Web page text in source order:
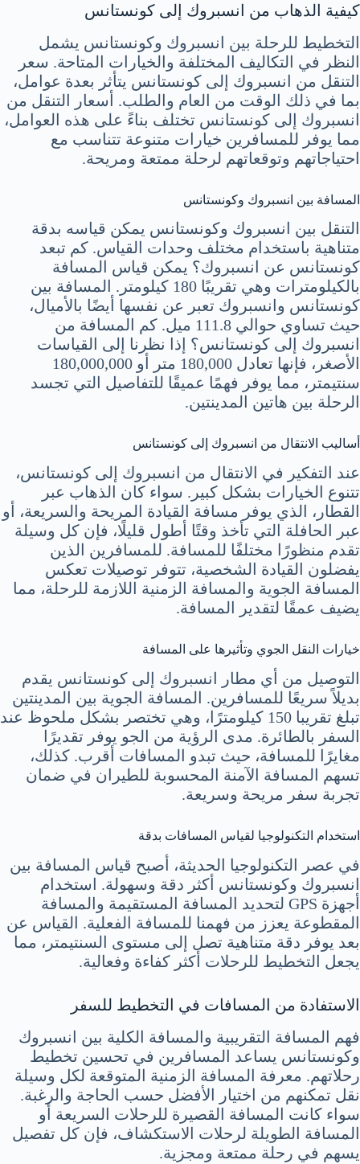
كيفية الذهاب من انسبروك إلى كونستانس
التخطيط للرحلة بين انسبروك وكونستانس يشمل
النظر في التكاليف المختلفة والخيارات المتاحة. سعر
التنقل من انسبروك إلى كونستانس يتأثر بعدة عوامل،
بما في ذلك الوقت من العام والطلب. أسعار التنقل من
انسبروك إلى كونستانس تختلف بناءً على هذه العوامل،
مما يوفر للمسافرين خيارات متنوعة تتناسب مع
احتياجاتهم وتوقعاتهم لرحلة ممتعة ومريحة.
المسافة بين انسبروك وكونستانس
التنقل بين انسبروك وكونستانس يمكن قياسه بدقة
متناهية باستخدام مختلف وحدات القياس. كم تبعد
كونستانس عن انسبروك؟ يمكن قياس المسافة
بالكيلومترات وهي تقريبًا 180 كيلومتر. المسافة بين
كونستانس وانسبروك تعبر عن نفسها أيضًا بالأميال،
حيث تساوي حوالي 111.8 ميل. كم المسافة من
انسبروك إلى كونستانس؟ إذا نظرنا إلى القياسات
الأصغر، فإنها تعادل 180,000 متر أو 180,000,000
سنتيمتر، مما يوفر فهمًا عميقًا للتفاصيل التي تجسد
الرحلة بين هاتين المدينتين.
أساليب الانتقال من انسبروك إلى كونستانس
عند التفكير في الانتقال من انسبروك إلى كونستانس،
تتنوع الخيارات بشكل كبير. سواء كان الذهاب عبر
القطار، الذي يوفر مسافة القيادة المريحة والسريعة، أو
عبر الحافلة التي تأخذ وقتًا أطول قليلًا، فإن كل وسيلة
تقدم منظورًا مختلفًا للمسافة. للمسافرين الذين
يفضلون القيادة الشخصية، تتوفر توصيلات تعكس
المسافة الجوية والمسافة الزمنية اللازمة للرحلة، مما
يضيف عمقًا لتقدير المسافة.
خيارات النقل الجوي وتأثيرها على المسافة
التوصيل من أي مطار انسبروك إلى كونستانس يقدم
بديلاً سريعًا للمسافرين. المسافة الجوية بين المدينتين
تبلغ تقريبا 150 كيلومترًا، وهي تختصر بشكل ملحوظ عند
السفر بالطائرة. مدى الرؤية من الجو يوفر تقديرًا
مغايرًا للمسافة، حيث تبدو المسافات أقرب. كذلك،
تسهم المسافة الآمنة المحسوبة للطيران في ضمان
تجربة سفر مريحة وسريعة.
استخدام التكنولوجيا لقياس المسافات بدقة
في عصر التكنولوجيا الحديثة، أصبح قياس المسافة بين
انسبروك وكونستانس أكثر دقة وسهولة. استخدام
أجهزة GPS لتحديد المسافة المستقيمة والمسافة
المقطوعة يعزز من فهمنا للمسافة الفعلية. القياس عن
بعد يوفر دقة متناهية تصل إلى مستوى السنتيمتر، مما
يجعل التخطيط للرحلات أكثر كفاءة وفعالية.
الاستفادة من المسافات في التخطيط للسفر
فهم المسافة التقريبية والمسافة الكلية بين انسبروك
وكونستانس يساعد المسافرين في تحسين تخطيط
رحلاتهم. معرفة المسافة الزمنية المتوقعة لكل وسيلة
نقل تمكنهم من اختيار الأفضل حسب الحاجة والرغبة.
سواء كانت المسافة القصيرة للرحلات السريعة أو
المسافة الطويلة لرحلات الاستكشاف، فإن كل تفصيل
يسهم في رحلة ممتعة ومجزية.